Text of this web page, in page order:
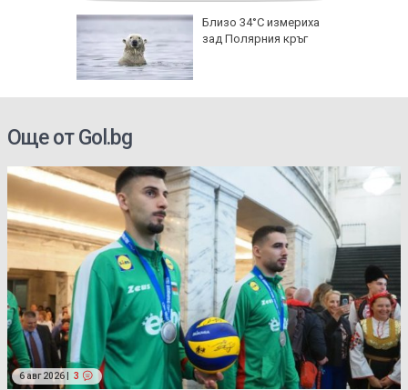
Близо 34°C измериха
зад Полярния кръг
Още от Gol.bg
6 авг 2026 | 3